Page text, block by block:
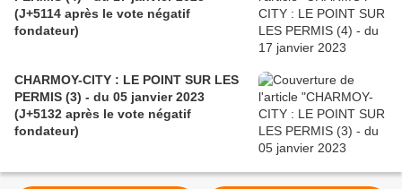
(J+5114 après le vote négatif
fondateur)
CHARMOY-CITY : LE POINT SUR LES
PERMIS (3) - du 05 janvier 2023
(J+5132 après le vote négatif
fondateur)